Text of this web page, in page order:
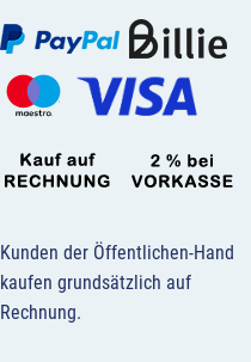
Kunden der Öffentlichen-Hand
kaufen grundsätzlich auf
Rechnung.